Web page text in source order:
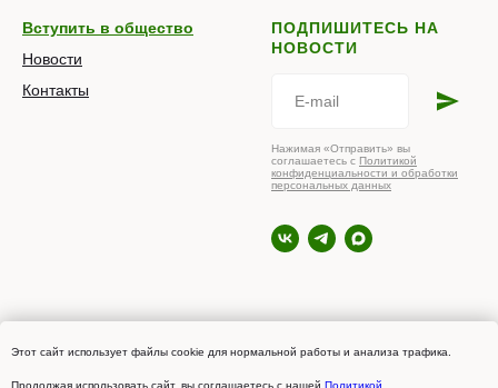
Этот сайт использует файлы cookie для нормальной работы и анализа трафика.
Продолжая использовать сайт, вы соглашаетесь с нашей Политикой
Вступить в общество
Новости
Контакты
ПОДПИШИТЕСЬ НА
НОВОСТИ
Нажимая «Отправить» вы
соглашаетесь с Политикой
конфиденциальности и обработки
персональных данных